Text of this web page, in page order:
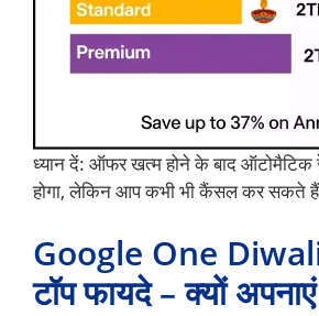
ध्यान दें: ऑफर खत्म होने के बाद ऑटोमैटिक
होगा, लेकिन आप कभी भी कैंसल कर सकते
Google One
टॉप फायदे – क्यों